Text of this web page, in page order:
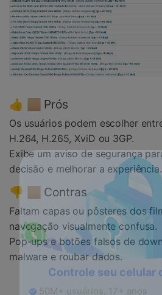
👍 🏼 Prós
Os usuários podem escolher
H.264, H.265, XviD ou 3GP.
Exibe um aviso de segurança
decisão e melhorar a experiência.
👎 🏼 Contras
Faltam capas ou pôsteres dos
navegação visualmente confusa.
Pop-ups e botões falsos de
malware e roubar dados.